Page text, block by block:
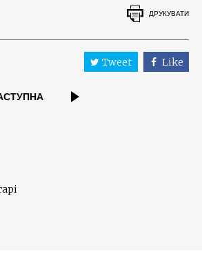
ДРУКУВАТИ
Tweet Like